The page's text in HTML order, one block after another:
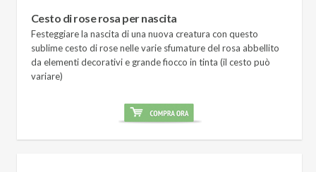
Cesto di rose rosa per nascita
Festeggiare la nascita di una nuova creatura con questo
sublime cesto di rose nelle varie sfumature del rosa abbellito
da elementi decorativi e grande fiocco in tinta (il cesto può
variare)